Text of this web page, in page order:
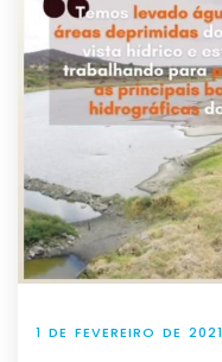
1 DE FEVEREIRO DE 2021